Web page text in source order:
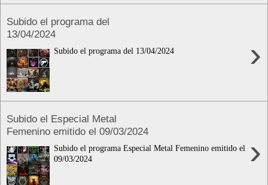
Subido el programa del
13/04/2024
›
Subido el programa del 13/04/2024
Subido el Especial Metal
Femenino emitido el 09/03/2024
›
Subido el programa Especial Metal Femenino emitido el
09/03/2024